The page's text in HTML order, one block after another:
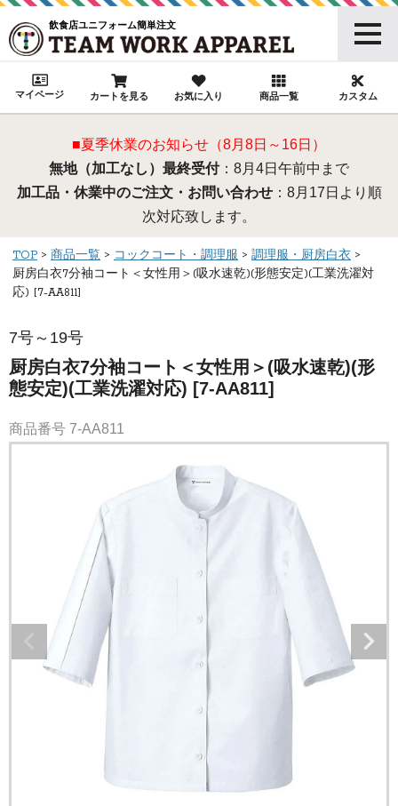
飲食店ユニフォーム簡単注文
マイページ カートを見る お気に入り 商品一覧 カスタム
■夏季休業のお知らせ（8月8日～16日）
無地（加工なし）最終受付：8月4日午前中まで
加工品・休業中のご注文・お問い合わせ：8月17日より順
次対応致します。
TOP 商品一覧 コックコート・調理服
調理服・厨房白衣
厨房白衣7分袖コート＜女性用＞(吸水速乾)(形態安定)(工業洗濯対
応) [7-AA811]
7号～19号
厨房白衣7分袖コート＜女性用＞(吸水速乾)(形
態安定)(工業洗濯対応) [7-AA811]
商品番号 7-AA811